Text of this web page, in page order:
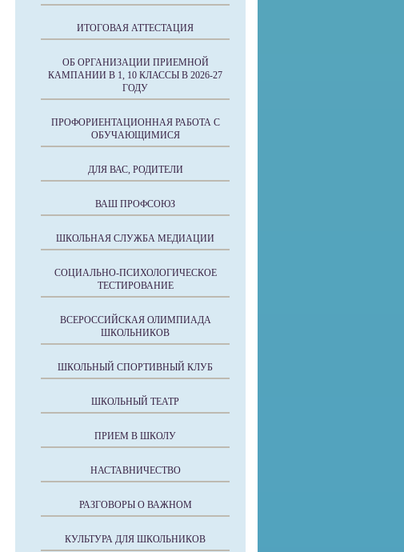
ИТОГОВАЯ АТТЕСТАЦИЯ
ОБ ОРГАНИЗАЦИИ ПРИЕМНОЙ
КАМПАНИИ В 1, 10 КЛАССЫ В 2026-27
ГОДУ
ПРОФОРИЕНТАЦИОННАЯ РАБОТА С
ОБУЧАЮЩИМИСЯ
ДЛЯ ВАС, РОДИТЕЛИ
ВАШ ПРОФСОЮЗ
ШКОЛЬНАЯ СЛУЖБА МЕДИАЦИИ
СОЦИАЛЬНО-ПСИХОЛОГИЧЕСКОЕ
ТЕСТИРОВАНИЕ
ВСЕРОССИЙСКАЯ ОЛИМПИАДА
ШКОЛЬНИКОВ
ШКОЛЬНЫЙ СПОРТИВНЫЙ КЛУБ
ШКОЛЬНЫЙ ТЕАТР
ПРИЕМ В ШКОЛУ
НАСТАВНИЧЕСТВО
РАЗГОВОРЫ О ВАЖНОМ
КУЛЬТУРА ДЛЯ ШКОЛЬНИКОВ